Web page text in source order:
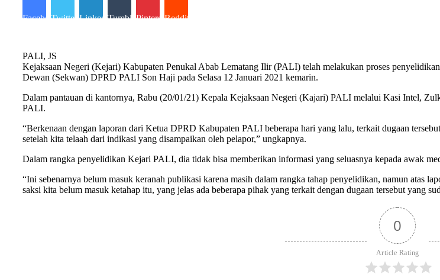
FacebookTwitter LinkedInTumblr PinterestReddit
PALI, JS
Kejaksaan Negeri (Kejari) Kabupaten Penukal Abab Lematang Ilir (PALI) telah melakukan proses
Dewan (Sekwan) DPRD PALI Son Haji pada Selasa 12 Januari 2021 kemarin.
Dalam pantauan di kantornya, Rabu (20/01/21) Kepala Kejaksaan Negeri (Kajari) PALI melalui Kasi Intel,
PALI.
“Berkenaan dengan laporan dari Ketua DPRD Kabupaten PALI beberapa hari yang lalu, terkait dugaan
setelah kita telaah dari indikasi yang disampaikan oleh pelapor,” ungkapnya.
Dalam rangka penyelidikan Kejari PALI, dia tidak bisa memberikan informasi yang seluasnya kepada awak
“Ini sebenarnya belum masuk keranah publikasi karena masih dalam rangka tahap penyelidikan, namun atas
saksi kita belum masuk ketahap itu, yang jelas ada beberapa pihak yang terkait dengan dugaan tersebut yang
0
Article Rating